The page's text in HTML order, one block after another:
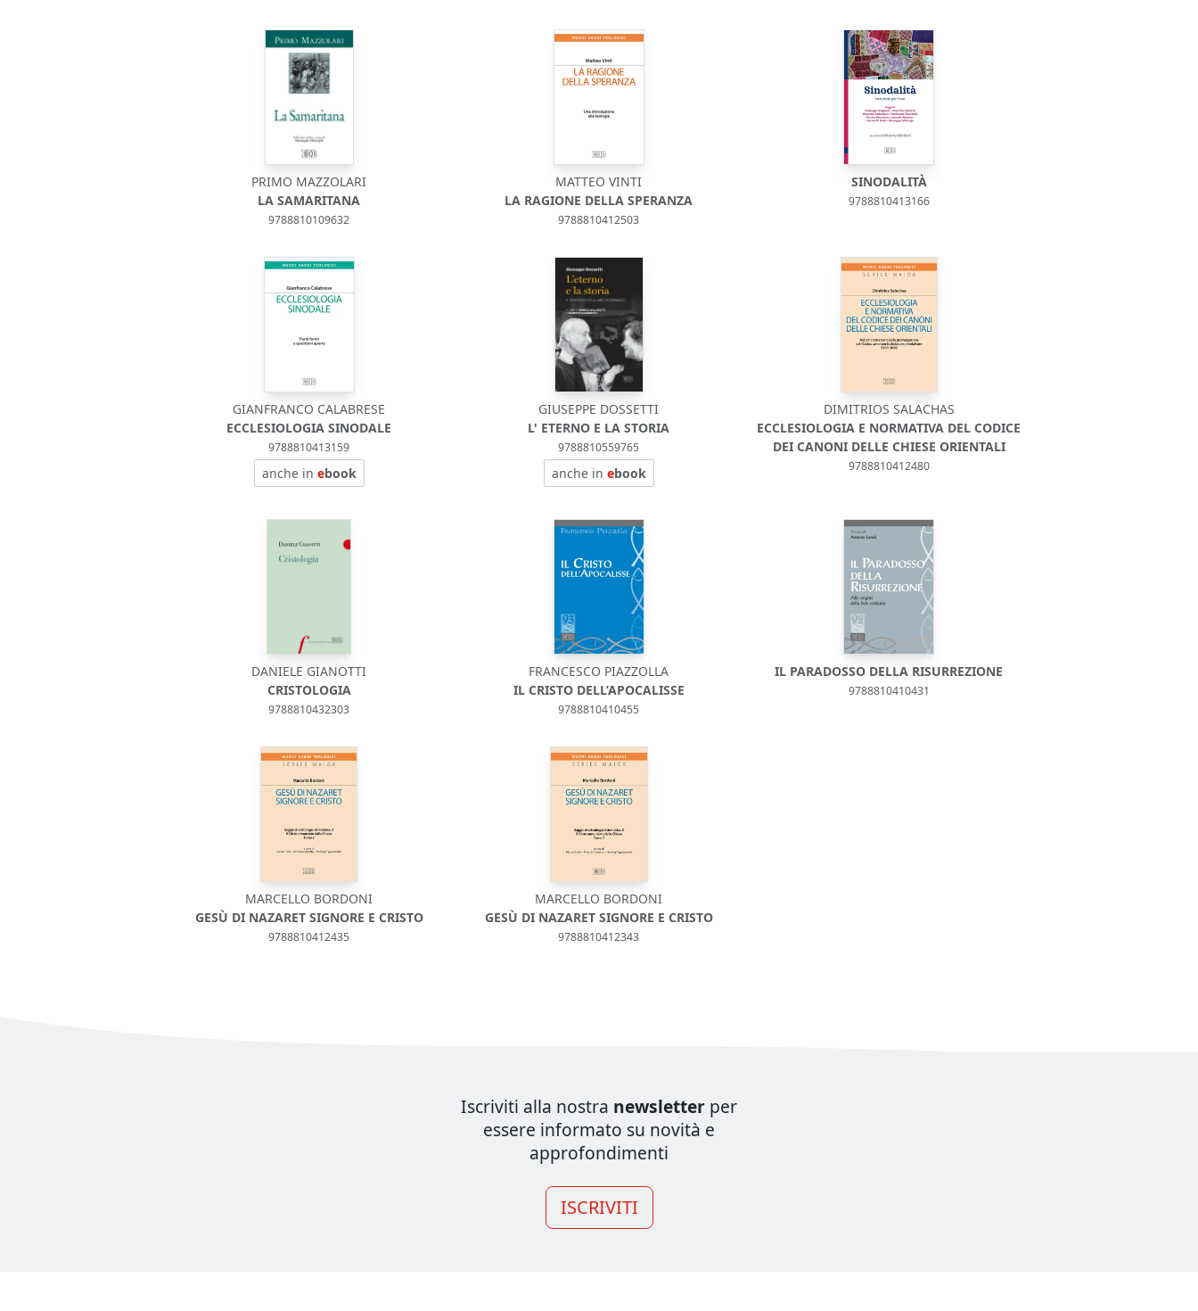
PRIMO MAZZOLARI
LA SAMARITANA
9788810109632
MATTEO VINTI
LA RAGIONE DELLA SPERANZA
9788810412503
SINODALITÀ
9788810413166
GIANFRANCO CALABRESE
ECCLESIOLOGIA SINODALE
9788810413159
anche in ebook
GIUSEPPE DOSSETTI
L' ETERNO E LA STORIA
9788810559765
anche in ebook
DIMITRIOS SALACHAS
ECCLESIOLOGIA E NORMATIVA DEL CODICE
DEI CANONI DELLE CHIESE ORIENTALI
9788810412480
DANIELE GIANOTTI
CRISTOLOGIA
9788810432303
FRANCESCO PIAZZOLLA
IL CRISTO DELL’APOCALISSE
9788810410455
IL PARADOSSO DELLA RISURREZIONE
9788810410431
MARCELLO BORDONI
GESÙ DI NAZARET SIGNORE E CRISTO
9788810412435
MARCELLO BORDONI
GESÙ DI NAZARET SIGNORE E CRISTO
9788810412343
Iscriviti alla nostra newsletter per
essere informato su novità e
approfondimenti
ISCRIVITI